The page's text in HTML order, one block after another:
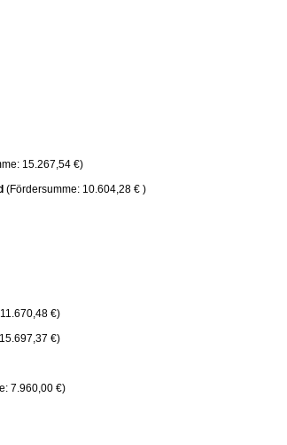
15.267,54 €)
(Fördersumme: 10.604,28 € )
€)
€)
7.960,00 €)